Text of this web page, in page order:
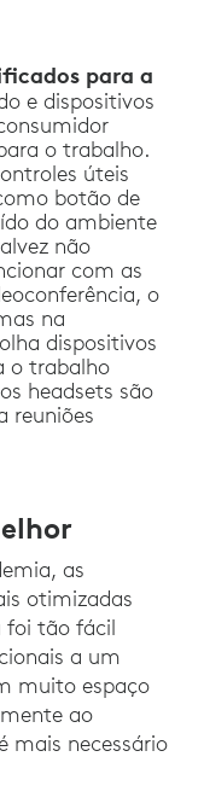
para a
e dispositivos
o trabalho.
úteis
botão de
do ambiente
não
com as
o
na
dispositivos
o trabalho
headsets são
reuniões
as
otimizadas
foi tão fácil
a um
muito espaço
ao
mais necessário